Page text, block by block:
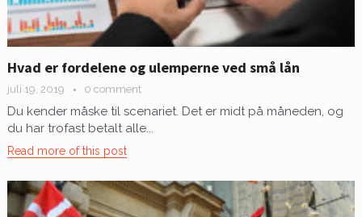
Hvad er fordelene og ulemperne ved små lån
juli 19, 2019 0 comment
Du kender måske til scenariet. Det er midt på måneden, og
du har trofast betalt alle...
Read more of this post